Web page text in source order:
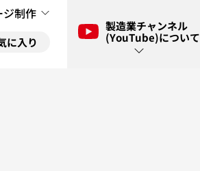
ジ制作
に入り
製造業チャンネル
(YouTube)について